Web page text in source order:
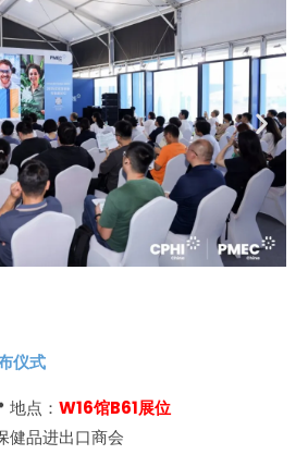
仪式
地点： W16馆B61展位
健品进出口商会